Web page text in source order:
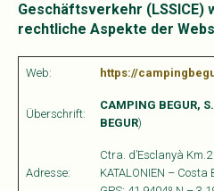
Geschäftsverkehr (LSSICE)
rechtliche Aspekte der
Web: https://
Überschrift:
CAMPING BEGUR,
BEGUR)
Adresse:
Ctra. d’Esclanyà Km.2
KATALONIEN –